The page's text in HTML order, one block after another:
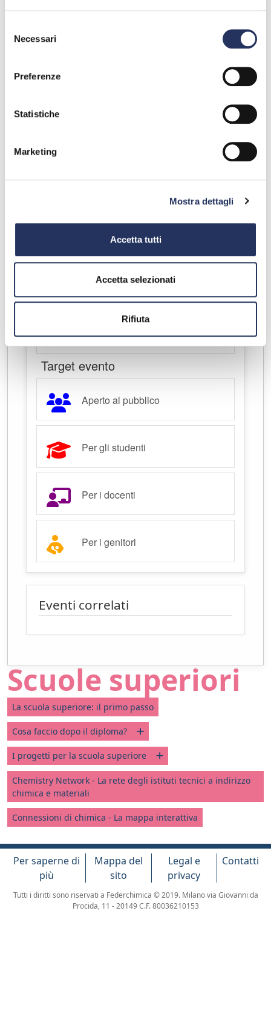
delNecessari
Preferenze
Statistiche
Marketing
Mostra dettagli
Accetta tutti
Accetta selezionati
Rifiuta
Legenda Icone
Tipologia evento
Orientamento in entrata
Orientamento in uscita
PCTO
Target evento
Aperto al pubblico
Per gli studenti
Per i docenti
Per i genitori
Eventi correlati
Scuole superiori
La scuola superiore: il primo passo
Cosa faccio dopo il diploma?
I progetti per la scuola superiore
Chemistry Network - La rete degli istituti tecnici a indirizzo
chimica e materiali
Connessioni di chimica - La mappa interattiva
Per saperne di
più
Mappa del
sito
Legal e
privacy
Contatti
Tutti i diritti sono riservati a Federchimica © 2019. Milano via Giovanni da
Procida, 11 - 20149 C.F. 80036210153